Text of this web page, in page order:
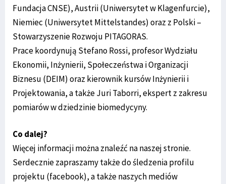
Fundacja CNSE), Austrii (Uniwersytet w Klagenfurcie),
Niemiec (Uniwersytet Mittelstandes) oraz z Polski –
Stowarzyszenie Rozwoju PITAGORAS.
Prace koordynują Stefano Rossi, profesor Wydziału
Ekonomii, Inżynierii, Społeczeństwa i Organizacji
Biznesu (DEIM) oraz kierownik kursów Inżynierii i
Projektowania, a także Juri Taborri, ekspert z zakresu
pomiarów w dziedzinie biomedycyny.
Co dalej?
Więcej informacji można znaleźć na naszej stronie.
Serdecznie zapraszamy także do śledzenia profilu
projektu (facebook), a także naszych mediów